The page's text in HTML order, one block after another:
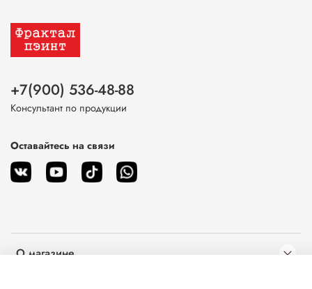
О магазине
+7(900) 536-48-88
Консультант по продукции
Оставайтесь на связи